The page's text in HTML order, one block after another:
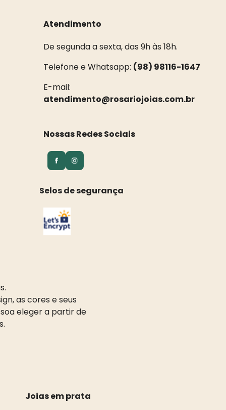
Atendimento
De segunda a sexta, das 9h às 18h.
Telefone e Whatsapp: (98) 98116-1647
E-mail:
atendimento@rosariojoias.com.br
Nossas Redes Sociais
Selos de segurança
as cores e seus
eleger a partir de
Joias em prata